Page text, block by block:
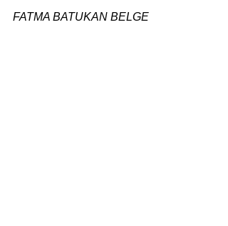
FATMA BATUKAN BELGE